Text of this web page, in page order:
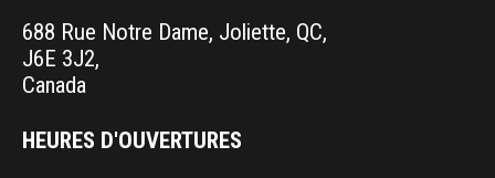
688 Rue Notre Dame, Joliette, QC,
J6E 3J2,
Canada
HEURES D'OUVERTURES